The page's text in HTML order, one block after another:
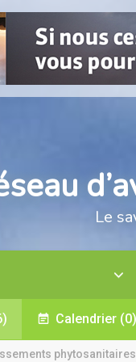
Le
Calendrier (0)